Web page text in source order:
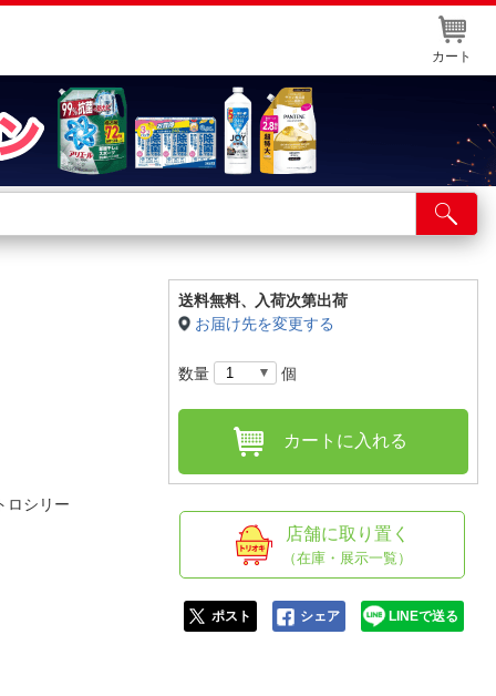
カート
舗サービス
ト取り置き
窓口
ロシリー
送料無料、
入荷次第出荷
お届け先を変更する
数量 個
カートに入れる
店舗に取り置く
（在庫・展示一覧）
ポスト シェア LINEで送る